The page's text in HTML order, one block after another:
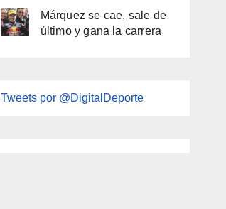
Márquez se cae, sale de
último y gana la carrera
Tweets por @DigitalDeporte